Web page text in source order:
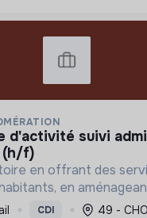
(h/f)
en offrant des
en
une transition
CDI 49 -